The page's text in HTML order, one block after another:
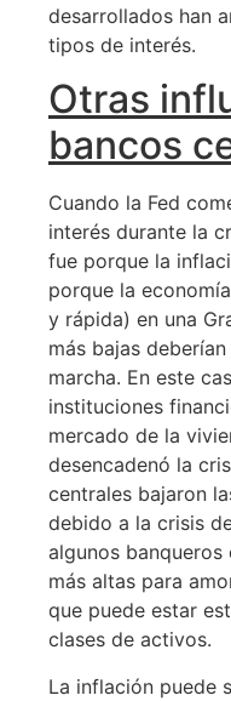
desarrollados han
tipos de interés.
Otras
bancos
Cuando la Fed
interés durante la
fue porque la
porque la
y rápida) en una
más bajas
marcha. En este
instituciones
mercado de la
desencadenó la
centrales bajaron
debido a la crisis
algunos banqueros
más altas para
que puede estar
clases de activos.
La inflación puede